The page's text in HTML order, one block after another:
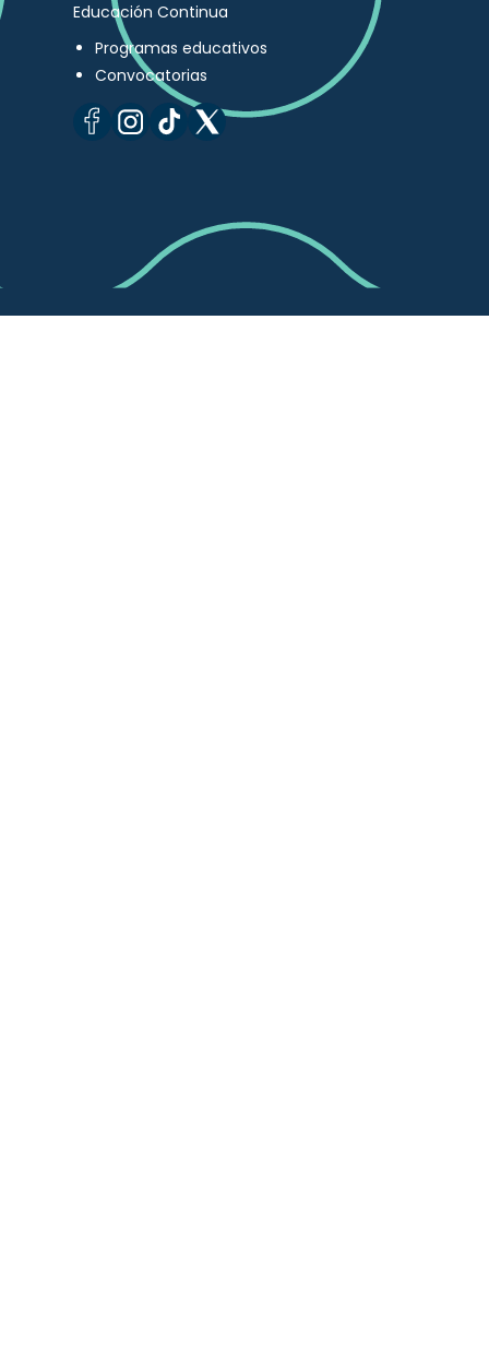
Educación Continua
Programas educativos
Convocatorias